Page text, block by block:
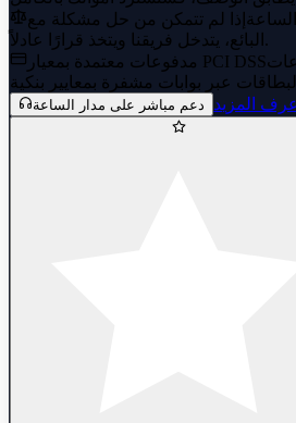
إذا لم تتمكن من حل مشكلة مع
البائع، يتدخل فريقنا ويتخذ قرارًا عادلاً.
مدفوعات معتمدة بمعيار PCI DSS
دعم مباشر على مدار الساعة اعرف المزيد